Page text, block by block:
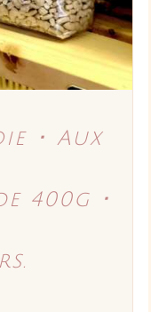
ÊTRE
CHOISIES
SUR
LA
PAGE
DU
･ Aux
400g ･